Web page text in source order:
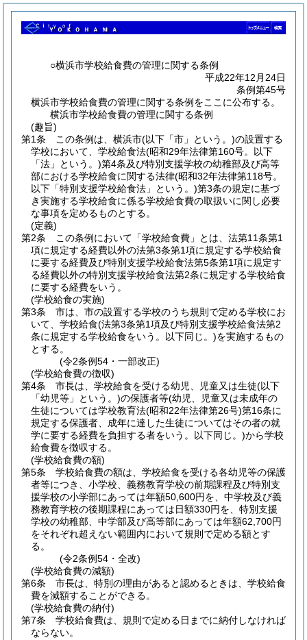
○横浜市学校給食費の管理に関する条例
平成22年12月24日
条例第45号
横浜市学校給食費の管理に関する条例をここに公布する。
横浜市学校給食費の管理に関する条例
(趣旨)
第1条
この条例は、横浜市(以下「市」という。)の設置する
学校において、学校給食法(昭和29年法律第160号。以下
「法」という。)第4条及び特別支援学校の幼稚部及び高等
部における学校給食に関する法律(昭和32年法律第118号。
以下「特別支援学校給食法」という。)第3条の規定に基づ
き実施する学校給食に係る学校給食費の取扱いに関し必要
な事項を定めるものとする。
(定義)
第2条
この条例において「学校給食費」とは、法第11条第1
項に規定する経費以外の法第3条第1項に規定する学校給食
に要する経費及び特別支援学校給食法第5条第1項に規定す
る経費以外の特別支援学校給食法第2条に規定する学校給食
に要する経費をいう。
(学校給食の実施)
第3条
市は、市の設置する学校のうち規則で定める学校にお
いて、学校給食(法第3条第1項及び特別支援学校給食法第2
条に規定する学校給食をいう。以下同じ。)を実施するもの
とする。
(令2条例54・一部改正)
(学校給食費の徴収)
第4条
市長は、学校給食を受ける幼児、児童又は生徒(以下
「幼児等」という。)の保護者等(幼児、児童又は未成年の
生徒については学校教育法(昭和22年法律第26号)第16条に
規定する保護者、成年に達した生徒についてはその者の就
学に要する経費を負担する者をいう。以下同じ。)から学校
給食費を徴収する。
(学校給食費の額)
第5条
学校給食費の額は、学校給食を受ける各幼児等の保護
者等につき、小学校、義務教育学校の前期課程及び特別支
援学校の小学部にあっては年額50,600円を、中学校及び義
務教育学校の後期課程にあっては日額330円を、特別支援
学校の幼稚部、中学部及び高等部にあっては年額62,700円
をそれぞれ超えない範囲内において規則で定める額とす
る。
(令2条例54・全改)
(学校給食費の減額)
第6条
市長は、特別の理由があると認めるときは、学校給食
費を減額することができる。
(学校給食費の納付)
第7条
学校給食費は、規則で定める日までに納付しなければ
ならない。